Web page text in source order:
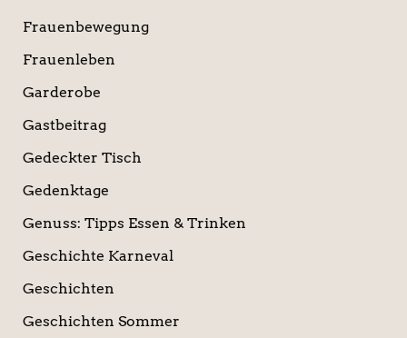
Frauenbewegung
Frauenleben
Garderobe
Gastbeitrag
Gedeckter Tisch
Gedenktage
Genuss: Tipps Essen & Trinken
Geschichte Karneval
Geschichten
Geschichten Sommer